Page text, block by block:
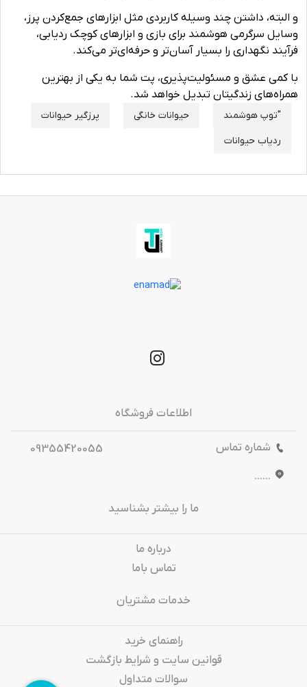
و البته، داشتن چند وسیله کاربردی مثل ابزارهای جمع‌کردن پرز،
وسایل سرگرمی هوشمند برای بازی و ابزارهای کوچک ردیابی،
فرآیند نگهداری را بسیار آسان‌تر و حرفه‌ای‌تر می‌کند.
با کمی عشق و مسئولیت‌پذیری، پت شما به یکی از بهترین
همراه‌های زندگیتان تبدیل خواهد شد.
"توپ هوشمند حیوانات خانگی
پرزگیر حیوانات
ردیاب حیوانات
اطلاعات فروشگاه
شماره تماس
09355420055
......
ما را بیشتر بشناسید
درباره‌ ما
تماس باما
خدمات مشتریان
راهنمای خرید
قوانین سایت و شرایط بازگشت
سوالات متداول